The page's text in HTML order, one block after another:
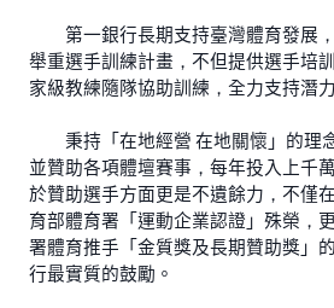
第一銀行長期支持臺灣體育發展
舉重選手訓練計畫，不但提供選手培
家級教練隨隊協助訓練，全力支持潛
秉持「在地經營 在地關懷」的理
並贊助各項體壇賽事，每年投入上千
於贊助選手方面更是不遺餘力，不僅
育部體育署「運動企業認證」殊榮，
署體育推手「金質獎及長期贊助獎」
行最實質的鼓勵。